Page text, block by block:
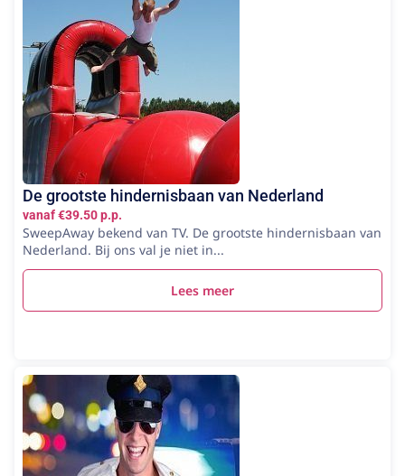
De grootste hindernisbaan van Nederland
vanaf €39.50 p.p.
SweepAway bekend van TV. De grootste hindernisbaan van
Nederland. Bij ons val je niet in...
Lees meer